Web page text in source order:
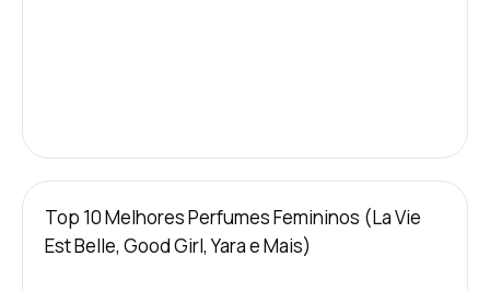
Top 10 Melhores Perfumes Femininos (La Vie
Est Belle, Good Girl, Yara e Mais)